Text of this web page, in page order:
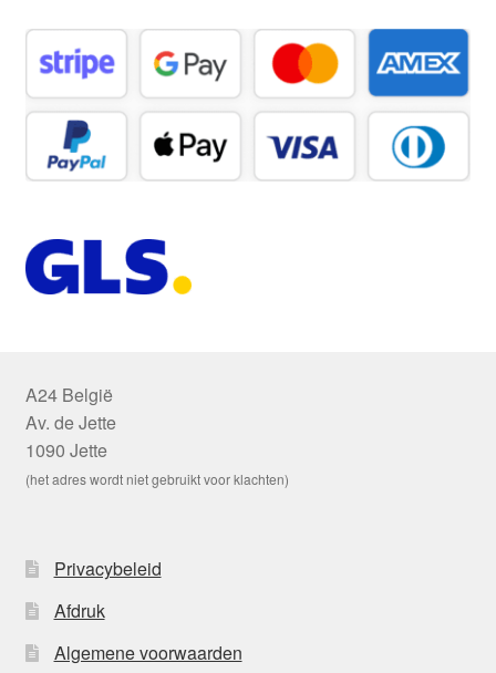
A24 België
Av. de Jette
1090 Jette
(het adres wordt niet gebruikt voor klachten)
Privacybeleid
Afdruk
Algemene voorwaarden